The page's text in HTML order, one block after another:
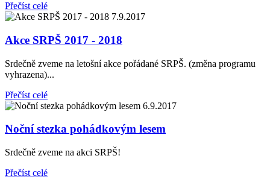
Přečíst celé
7.9.2017
Akce SRPŠ 2017 - 2018
Srdečně zveme na letošní akce pořádané SRPŠ. (změna programu
vyhrazena)...
Přečíst celé
6.9.2017
Noční stezka pohádkovým lesem
Srdečně zveme na akci SRPŠ!
Přečíst celé